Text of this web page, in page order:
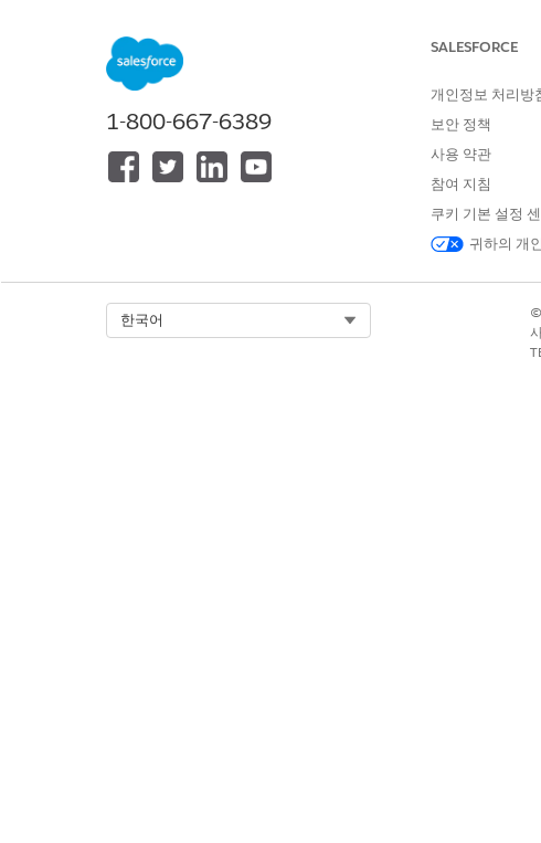
시작하기 전에 Financial Services
인사이트 설정 페이지에서 개인 계정
1-800-667-6389
SALESFORCE
개인정보 처리방
보안 정책
사용 약관
참여 지침
쿠키 기본 설정
귀하의 개
한국어